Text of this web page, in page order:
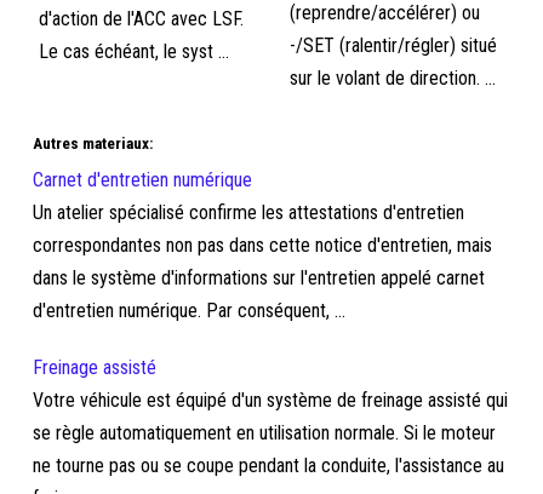
d'action de l'ACC avec LSF.
Le cas échéant, le syst ...
(reprendre/accélérer) ou
-/SET (ralentir/régler) situé
sur le volant de direction. ...
Autres materiaux:
Carnet d'entretien numérique
Un atelier spécialisé confirme les attestations d'entretien
correspondantes non pas dans cette notice d'entretien, mais
dans le système d'informations sur l'entretien appelé carnet
d'entretien numérique. Par conséquent, ...
Freinage assisté
Votre véhicule est équipé d'un système de freinage assisté qui
se règle automatiquement en utilisation normale. Si le moteur
ne tourne pas ou se coupe pendant la conduite, l'assistance au